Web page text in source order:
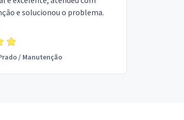
e solucionou o problema.
/ Manutenção